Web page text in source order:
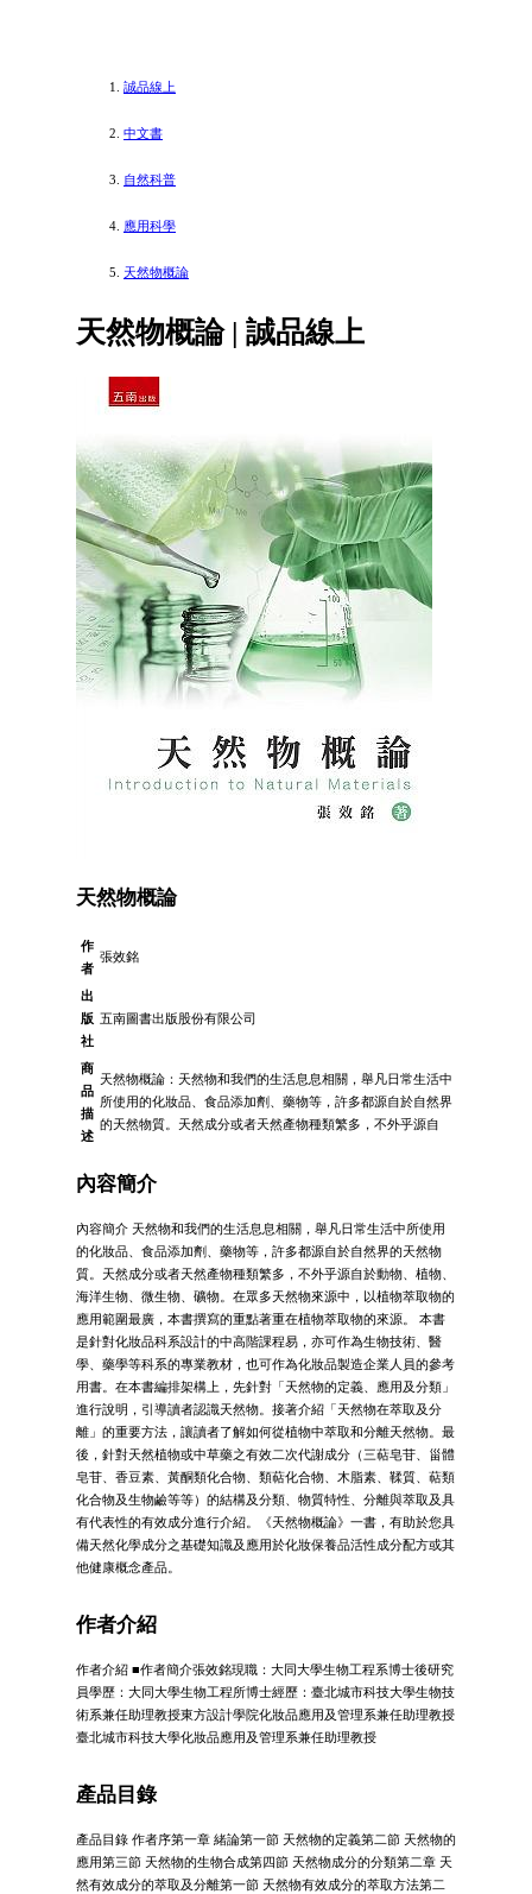
誠品線上
中文書
自然科普
應用科學
天然物概論
天然物概論 | 誠品線上
天然物概論
作
者
張效銘
出
版
社
五南圖書出版股份有限公司
商
品
描
述
天然物概論：天然物和我們的生活息息相關，舉凡日常生活中
所使用的化妝品、食品添加劑、藥物等，許多都源自於自然界
的天然物質。天然成分或者天然產物種類繁多，不外乎源自
內容簡介
內容簡介 天然物和我們的生活息息相關，舉凡日常生活中所使用
的化妝品、食品添加劑、藥物等，許多都源自於自然界的天然物
質。天然成分或者天然產物種類繁多，不外乎源自於動物、植物、
海洋生物、微生物、礦物。在眾多天然物來源中，以植物萃取物的
應用範圍最廣，本書撰寫的重點著重在植物萃取物的來源。 本書
是針對化妝品科系設計的中高階課程易，亦可作為生物技術、醫
學、藥學等科系的專業教材，也可作為化妝品製造企業人員的參考
用書。在本書編排架構上，先針對「天然物的定義、應用及分類」
進行說明，引導讀者認識天然物。接著介紹「天然物在萃取及分
離」的重要方法，讓讀者了解如何從植物中萃取和分離天然物。最
後，針對天然植物或中草藥之有效二次代謝成分（三萜皂苷、甾體
皂苷、香豆素、黃酮類化合物、類萜化合物、木脂素、鞣質、萜類
化合物及生物鹼等等）的結構及分類、物質特性、分離與萃取及具
有代表性的有效成分進行介紹。《天然物概論》一書，有助於您具
備天然化學成分之基礎知識及應用於化妝保養品活性成分配方或其
他健康概念產品。
作者介紹
作者介紹 ■作者簡介張效銘現職：大同大學生物工程系博士後研究
員學歷：大同大學生物工程所博士經歷：臺北城市科技大學生物技
術系兼任助理教授東方設計學院化妝品應用及管理系兼任助理教授
臺北城市科技大學化妝品應用及管理系兼任助理教授
產品目錄
產品目錄 作者序第一章 緒論第一節 天然物的定義第二節 天然物的
應用第三節 天然物的生物合成第四節 天然物成分的分類第二章 天
然有效成分的萃取及分離第一節 天然物有效成分的萃取方法第二